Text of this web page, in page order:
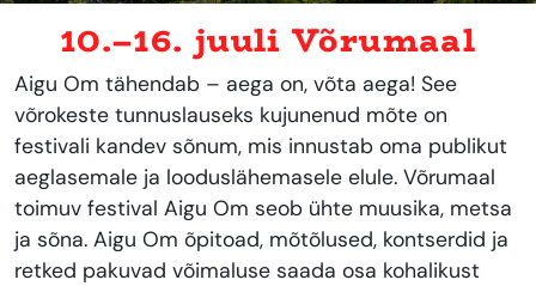
10.–16. juuli Võrumaal
Aigu Om tähendab – aega on, võta aega! See
võrokeste tunnuslauseks kujunenud mõte on
festivali kandev sõnum, mis innustab oma publikut
aeglasemale ja looduslähemasele elule. Võrumaal
toimuv festival Aigu Om seob ühte muusika, metsa
ja sõna. Aigu Om õpitoad, mõtõlused, kontserdid ja
retked pakuvad võimaluse saada osa kohalikust